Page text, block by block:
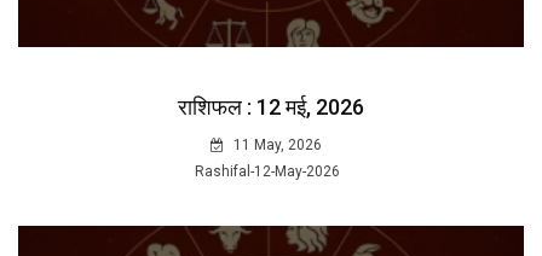
राशिफल : 12 मई, 2026
11 May, 2026
Rashifal-12-May-2026